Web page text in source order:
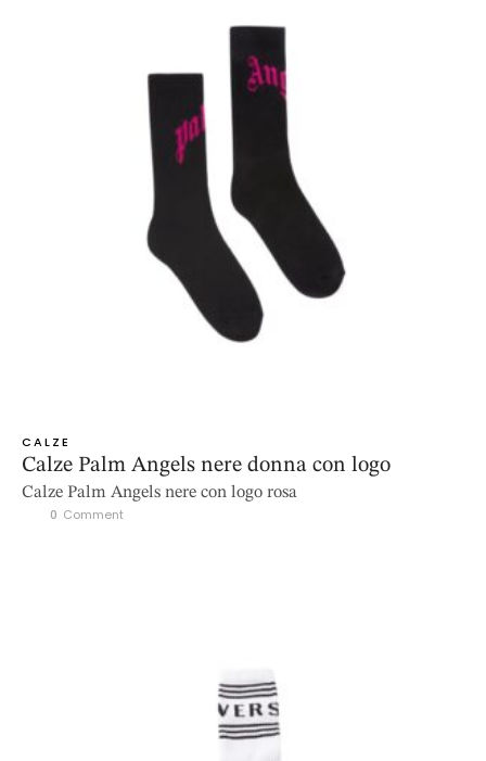
CALZE
Calze Palm Angels nere donna con logo
Calze Palm Angels nere con logo rosa
0 Comment